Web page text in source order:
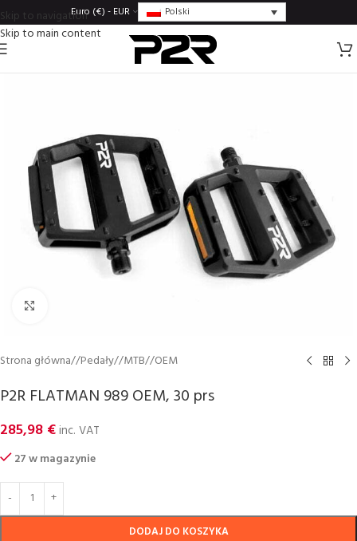
Skip to navigation
Skip to main content
Euro (€) - EUR Polski
Strona główna/ Pedały/ MTB/ OEM
P2R FLATMAN 989 OEM, 30 prs
285,98 €inc. VAT
27 w magazynie
DODAJ DO KOSZYKA